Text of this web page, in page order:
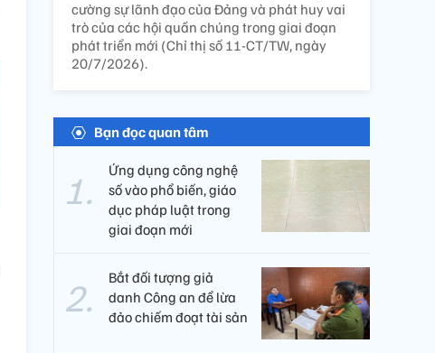
cường sự lãnh đạo của Đảng và phát huy vai
trò của các hội quần chúng trong giai đoạn
phát triển mới (Chỉ thị số 11-CT/TW, ngày
20/7/2026).
Bạn đọc quan tâm
Ứng dụng công nghệ
số vào phổ biến, giáo
dục pháp luật trong
giai đoạn mới
Bắt đối tượng giả
danh Công an để lừa
đảo chiếm đoạt tài sản